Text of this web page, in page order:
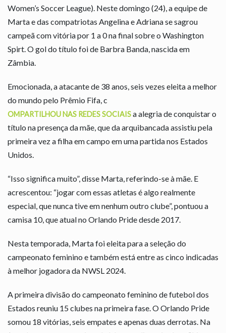
Women’s Soccer League). Neste domingo (24), a equipe de
Marta e das compatriotas Angelina e Adriana se sagrou
campeã com vitória por 1 a 0 na final sobre o Washington
Spirt. O gol do título foi de Barbra Banda, nascida em
Zâmbia.
Emocionada, a atacante de 38 anos, seis vezes eleita a melhor
do mundo pelo Prêmio Fifa, c
OMPARTILHOU NAS REDES SOCIAISa alegria de conquistar o
título na presença da mãe, que da arquibancada assistiu pela
primeira vez a filha em campo em uma partida nos Estados
Unidos.
“Isso significa muito”, disse Marta, referindo-se à mãe. E
acrescentou: “jogar com essas atletas é algo realmente
especial, que nunca tive em nenhum outro clube”, pontuou a
camisa 10, que atual no Orlando Pride desde 2017.
Nesta temporada, Marta foi eleita para a seleção do
campeonato feminino e também está entre as cinco indicadas
à melhor jogadora da NWSL 2024.
A primeira divisão do campeonato feminino de futebol dos
Estados reuniu 15 clubes na primeira fase. O Orlando Pride
somou 18 vitórias, seis empates e apenas duas derrotas. Na